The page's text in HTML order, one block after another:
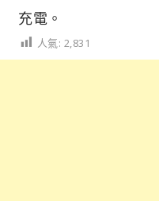
充電。
人氣: 2,831